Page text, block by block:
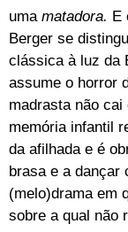
uma matadora. E
Berger se
clássica à luz da
assume o horror
madrasta não
memória infantil
da afilhada e é
brasa e a dançar
(melo)drama em
sobre a qual não